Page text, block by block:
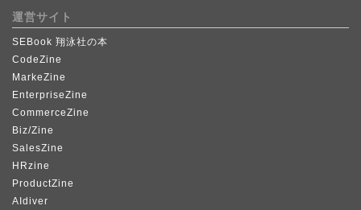
運営サイト
SEBook 翔泳社の本
CodeZine
MarkeZine
EnterpriseZine
CommerceZine
Biz/Zine
SalesZine
HRzine
ProductZine
AIdiver